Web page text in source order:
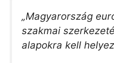
„Magyarország
szakmai
alapokra kell